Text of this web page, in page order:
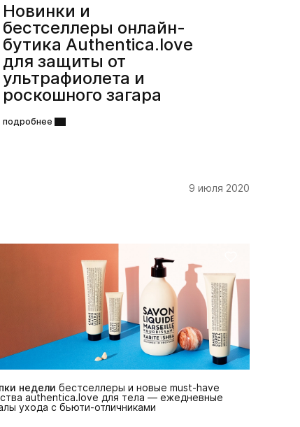
Новинки и
бестселлеры онлайн-
бутика Authentica.love
для защиты от
ультрафиолета и
роскошного загара
подробнее
9 июля 2020
недели бестселлеры и новые must-have
authentica.love для тела — ежедневные
ухода с бьюти-отличниками